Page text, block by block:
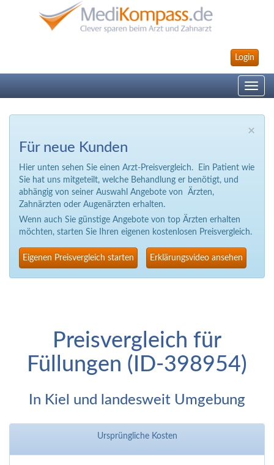
Login
Toggle
×
Für neue Kunden
Hier unten sehen Sie einen Arzt-Preisvergleich. Ein Patient wie
Sie hat uns mitgeteilt, welche Behandlung er benötigt, und
abhängig von seiner Auswahl Angebote von Ärzten,
Zahnärzten oder Augenärzten erhalten.
Wenn auch Sie günstige Angebote von top Ärzten erhalten
möchten, starten Sie Ihren eigenen kostenlosen Preisvergleich.
Eigenen Preisvergleich starten Erklärungsvideo ansehen
Preisvergleich für
Füllungen (ID-398954)
In Kiel und landesweit Umgebung
Ursprüngliche Kosten